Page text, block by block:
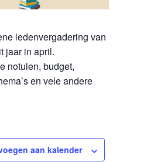
ledenvergadering van
jaar in april.
notulen, budget,
en vele andere
aan kalender